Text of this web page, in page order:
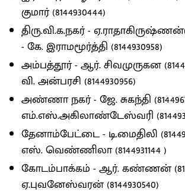
குமார் (8144930444)
திரு.வி.க.நகர் -
- கே. இராமமூர்த்தி (8144930958)
அம்பத்தூர் - ஆர். சிவமுருகன
வி. அன்பரசி (8144930956)
அண்ணா நகர் - ஜே. சுகந்தி
எம்.எஸ்.அகிலாண்டேஸ்வரி
தேனாம்பேட்டை - டி.மைதிலி
எஸ். வெண்ணிலா (8144931144 )
கோடம்பாக்கம் - ஆர். கண்ணன்
ஏ.புவனேஸ்வரன் (8144930540)